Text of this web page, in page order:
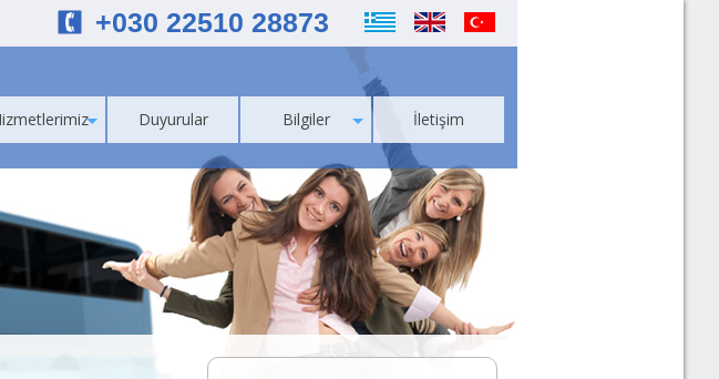
+030 22510 28873
Duyurular Bilgiler İletişim